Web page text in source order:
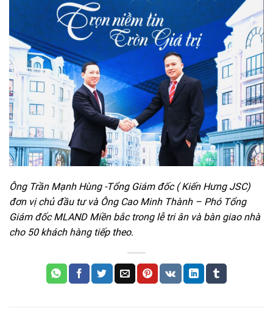
Ông Trần Mạnh Hùng -Tổng Giám đốc ( Kiến Hưng JSC)
đơn vị chủ đầu tư và Ông Cao Minh Thành – Phó Tổng
Giám đốc MLAND Miền bắc trong lễ tri ân và bàn giao nhà
cho 50 khách hàng tiếp theo.